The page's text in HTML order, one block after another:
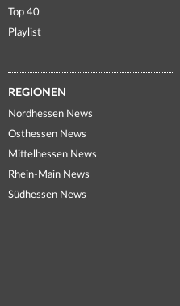
Top 40
Playlist
REGIONEN
Nordhessen News
Osthessen News
Mittelhessen News
Rhein-Main News
Südhessen News